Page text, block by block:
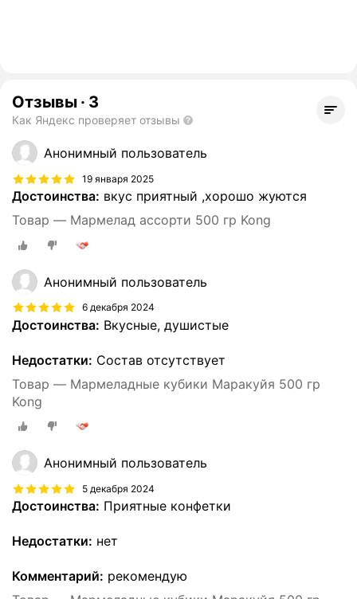
Отзывы · 3
Как Яндекс проверяет отзывы
Анонимный пользователь
19 января 2025
Достоинства: вкус приятный ,хорошо жуются
Товар — Мармелад ассорти 500 гр Kong
Анонимный пользователь
6 декабря 2024
Достоинства: Вкусные, душистые
Недостатки: Состав отсутствует
Товар — Мармеладные кубики Маракуйя 500 гр
Kong
Анонимный пользователь
5 декабря 2024
Достоинства: Приятные конфетки
Недостатки: нет
Комментарий: рекомендую